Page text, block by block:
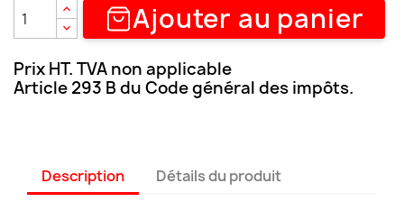
Ajouter au panier
Prix HT. TVA non applicable
Article 293 B du Code général des impôts.
Description Détails du produit